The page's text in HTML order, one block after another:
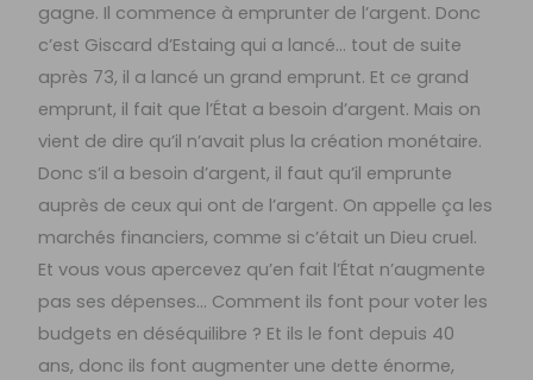
gagne. Il commence à emprunter de l’argent. Donc
c’est Giscard d’Estaing qui a lancé… tout de suite
après 73, il a lancé un grand emprunt. Et ce grand
emprunt, il fait que l’État a besoin d’argent. Mais on
vient de dire qu’il n’avait plus la création monétaire.
Donc s’il a besoin d’argent, il faut qu’il emprunte
auprès de ceux qui ont de l’argent. On appelle ça les
marchés financiers, comme si c’était un Dieu cruel.
Et vous vous apercevez qu’en fait l’État n’augmente
pas ses dépenses… Comment ils font pour voter les
budgets en déséquilibre ? Et ils le font depuis 40
ans, donc ils font augmenter une dette énorme,